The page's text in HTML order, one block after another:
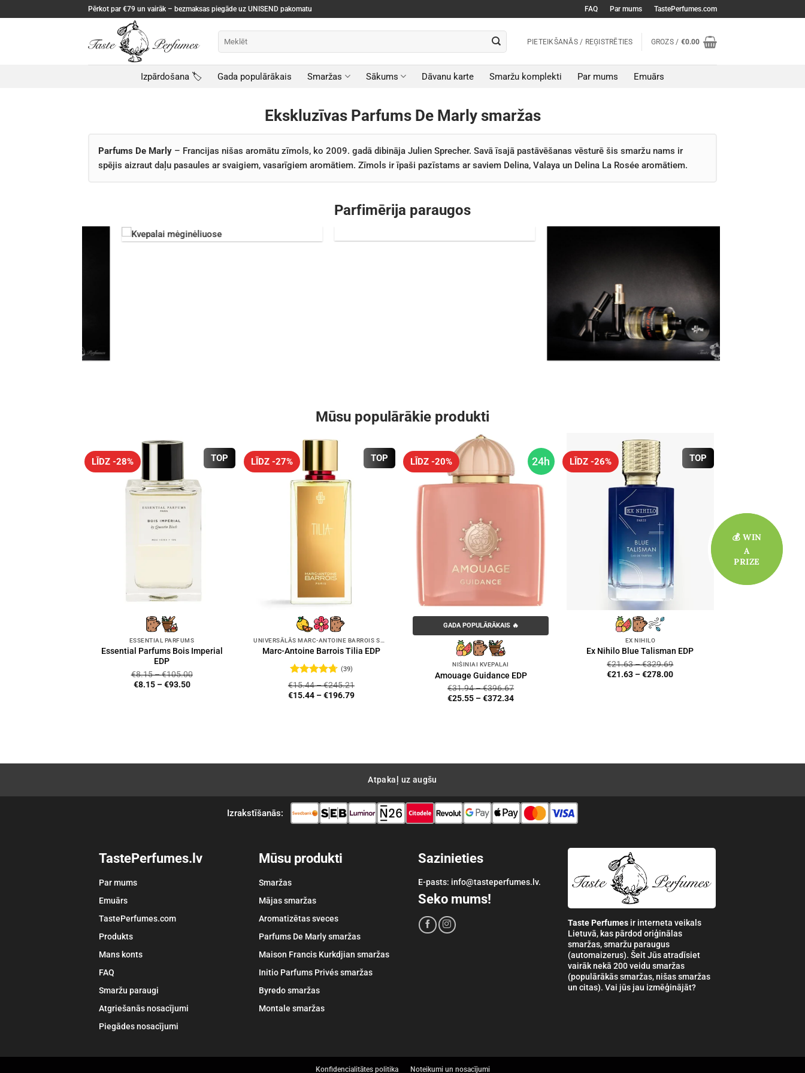
to
Pērkot par €79 un vairāk – bezmaksas piegāde uz UNISEND pakomatu FAQ Par mums TastePerfumes.com
PIETEIKŠANĀS / REĢISTRĒTIES GROZS / €0.00
Izpārdošana 🏷️ Gada populārākais Smaržas Sākums Dāvanu karte Smaržu komplekti Par mums Emuārs
Ekskluzīvas Parfums De Marly smaržas
Parfums De Marly – Francijas nišas aromātu zīmols, ko 2009. gadā dibināja Julien Sprecher. Savā īsajā pastāvēšanas vēsturē šis smaržu nams ir
spējis aizraut daļu pasaules ar svaigiem, vasarīgiem aromātiem. Zīmols ir īpaši pazīstams ar saviem Delina, Valaya un Delina La Rosée aromātiem.
Parfimērija paraugos
Mūsu populārākie produkti
TOP
LĪDZ -28%
ESSENTIAL PARFUMS
Essential Parfums Bois Imperial
EDP
€8.15–€105.00
€8.15–€93.50
TOP
LĪDZ -27%
UNIVERSĀLĀS MARC-ANTOINE BARROIS SMARŽAS
Marc-Antoine Barrois Tilia EDP
Novērtēts
ar4.72
no
(39)
€15.44–€245.21
€15.44–€196.79
24h
LĪDZ -20%
GADA POPULĀRĀKAIS 🔥
NIŠINIAI KVEPALAI
Amouage Guidance EDP
€31.94–€396.67
€25.55 –€372.34
TOP
LĪDZ -26%
EX NIHILO
Ex Nihilo Blue Talisman EDP
€21.63–€329.69
€21.63 –€278.00
Atpakaļ uz augšu
Izrakstīšanās:
TastePerfumes.lv
Par mums
Emuārs
TastePerfumes.com
Produkts
Mans konts
FAQ
Smaržu paraugi
Atgriešanās nosacījumi
Piegādes nosacījumi
Mūsu produkti
Smaržas
Mājas smaržas
Aromatizētas sveces
Parfums De Marly smaržas
Maison Francis Kurkdjian smaržas
Initio Parfums Privés smaržas
Byredo smaržas
Montale smaržas
Sazinieties
E-pasts: info@tasteperfumes.lv.
Seko mums!
Taste Perfumes ir interneta veikals
Lietuvā, kas pārdod oriģinālas
smaržas, smaržu paraugus
(automaizerus). Šeit Jūs atradīsiet
vairāk nekā 200 veidu smaržas
(populārākās smaržas, nišas smaržas
un citas). Vai jūs jau izmēģinājāt?
Konfidencialitātes politika Noteikumi un nosacījumi
💰 WIN
A
PRIZE
💰 WIN
A
PRIZE